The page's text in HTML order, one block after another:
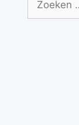
naar: